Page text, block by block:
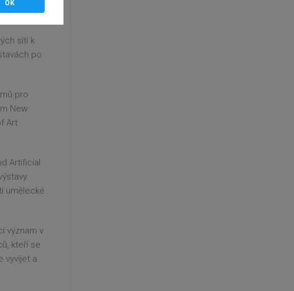
OK
sítí k
po
pro
New
Art
Artificial
umělecké
význam v
kteří se
vyvíjet a